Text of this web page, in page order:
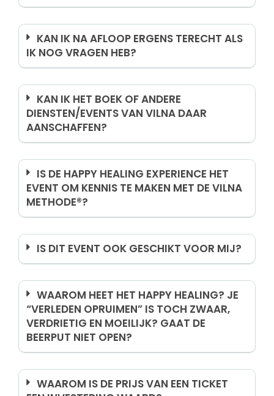
KAN IK NA AFLOOP ERGENS TERECHT ALS
IK NOG VRAGEN HEB?
KAN IK HET BOEK OF ANDERE
DIENSTEN/EVENTS VAN VILNA DAAR
AANSCHAFFEN?
IS DE HAPPY HEALING EXPERIENCE HET
EVENT OM KENNIS TE MAKEN MET DE VILNA
METHODE®?
IS DIT EVENT OOK GESCHIKT VOOR MIJ?
WAAROM HEET HET HAPPY HEALING? JE
“VERLEDEN OPRUIMEN” IS TOCH ZWAAR,
VERDRIETIG EN MOEILIJK? GAAT DE
BEERPUT NIET OPEN?
WAAROM IS DE PRIJS VAN EEN TICKET